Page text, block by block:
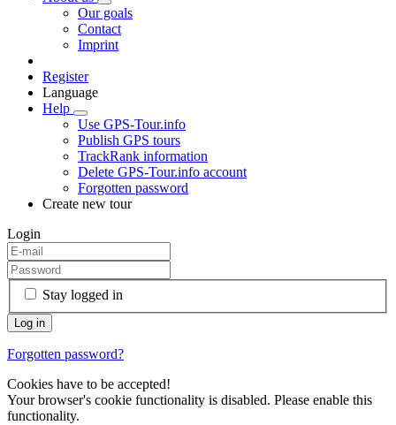
Our goals
Contact
Imprint
Register
Language
Help
Use GPS-Tour.info
Publish GPS tours
TrackRank information
Delete GPS-Tour.info account
Forgotten password
Create new tour
Login
Stay logged in
Forgotten password?
Cookies have to be accepted!
Your browser's cookie functionality is disabled. Please enable this
functionality.